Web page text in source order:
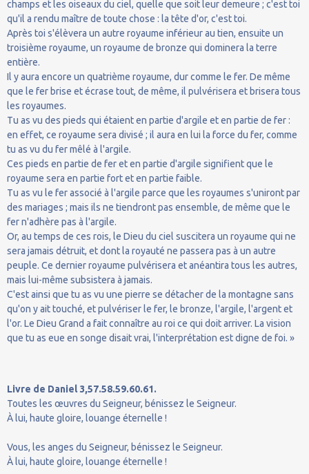
champs et les oiseaux du ciel, quelle que soit leur demeure ; c'est toi
qu'il a rendu maître de toute chose : la tête d'or, c'est toi.
Après toi s'élèvera un autre royaume inférieur au tien, ensuite un
troisième royaume, un royaume de bronze qui dominera la terre
entière.
Il y aura encore un quatrième royaume, dur comme le fer. De même
que le fer brise et écrase tout, de même, il pulvérisera et brisera tous
les royaumes.
Tu as vu des pieds qui étaient en partie d'argile et en partie de fer :
en effet, ce royaume sera divisé ; il aura en lui la force du fer, comme
tu as vu du fer mêlé à l'argile.
Ces pieds en partie de fer et en partie d'argile signifient que le
royaume sera en partie fort et en partie faible.
Tu as vu le fer associé à l'argile parce que les royaumes s'uniront par
des mariages ; mais ils ne tiendront pas ensemble, de même que le
fer n'adhère pas à l'argile.
Or, au temps de ces rois, le Dieu du ciel suscitera un royaume qui ne
sera jamais détruit, et dont la royauté ne passera pas à un autre
peuple. Ce dernier royaume pulvérisera et anéantira tous les autres,
mais lui-même subsistera à jamais.
C'est ainsi que tu as vu une pierre se détacher de la montagne sans
qu'on y ait touché, et pulvériser le fer, le bronze, l'argile, l'argent et
l'or. Le Dieu Grand a fait connaître au roi ce qui doit arriver. La vision
que tu as eue en songe disait vrai, l'interprétation est digne de foi. »
Livre de Daniel 3,57.58.59.60.61.
Toutes les œuvres du Seigneur, bénissez le Seigneur.
À lui, haute gloire, louange éternelle !
Vous, les anges du Seigneur, bénissez le Seigneur.
À lui, haute gloire, louange éternelle !